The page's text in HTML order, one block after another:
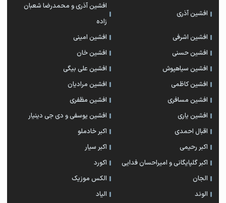
افشین آذری
افشین آذری و محمدرضا شعبان
زاده
افشین اشرفی
افشین امینی
افشین حسنی
افشین خان
افشین سیاهپوش
افشین علی بیگی
افشین کاظمی
افشین مرادیان
افشین مسافری
افشین مظفری
افشین یاری
افشین یوسفی و دی جی دینیار
اقبال احمدی
اکبر خادملو
اکبر رحیمی
اکبر سیار
اکبر گلپایگانی و امیراحسان فدایی
اکورد
الجان
الکس موزیک
الوند
الیاد